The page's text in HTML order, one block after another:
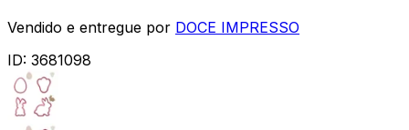
Vendido e entregue por DOCE IMPRESSO
ID: 3681098